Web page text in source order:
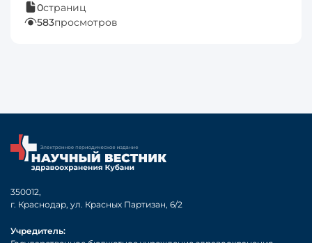
0страниц
583просмотров
350012,
г. Краснодар, ул. Красных Партизан, 6/2
Учредитель: